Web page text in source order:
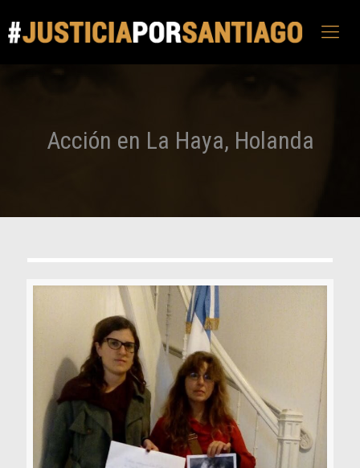
Acción en La Haya, Holanda